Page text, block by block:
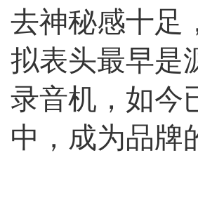
去神秘感十足
拟表头最早是
录音机，如今
中，成为品牌